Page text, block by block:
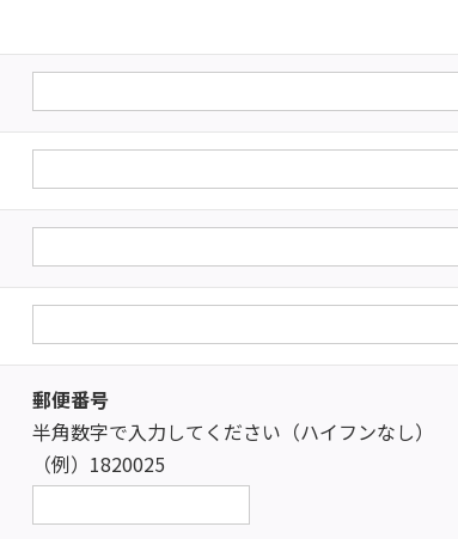
郵便番号
半角数字で入力してください（ハイフンなし）
（例）1820025